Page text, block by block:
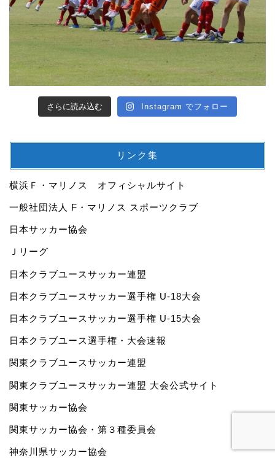
さらに読み込む Instagram でフォロー
リンク集
横浜Ｆ・マリノス オフィシャルサイト
一般社団法人 F・マリノス スポーツクラブ
日本サッカー協会
Ｊリーグ
日本クラブユースサッカー連盟
日本クラブユースサッカー選手権 U-18大会
日本クラブユースサッカー選手権 U-15大会
日本クラブユース選手権・大会速報
関東クラブユースサッカー連盟
関東クラブユースサッカー連盟 大会公式サイト
関東サッカー協会
関東サッカー協会・第３種委員会
神奈川県サッカー協会